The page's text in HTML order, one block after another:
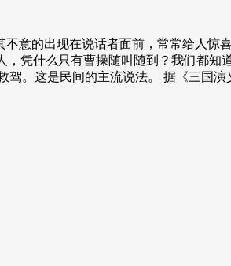
意的出现在说话者面前，常常给人
凭什么只有曹操随叫随到？我们都知
。这是民间的主流说法。 据《三国